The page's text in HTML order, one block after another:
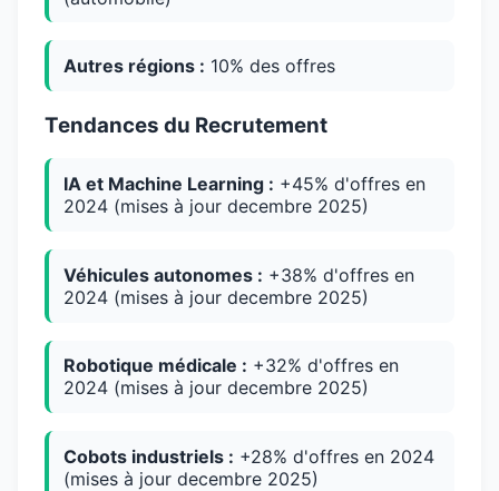
Autres régions : 10% des offres
Tendances du Recrutement
IA et Machine Learning : +45% d'offres en
2024 (mises à jour decembre 2025)
Véhicules autonomes : +38% d'offres en
2024 (mises à jour decembre 2025)
Robotique médicale : +32% d'offres en
2024 (mises à jour decembre 2025)
Cobots industriels : +28% d'offres en 2024
(mises à jour decembre 2025)